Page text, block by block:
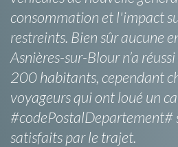
consommation et l'impact
restreints. Bien sûr aucune
Asnières-sur-Blour n’a
200 habitants, cependant
voyageurs qui ont loué un
#codePostalDepartement#
satisfaits par le trajet.